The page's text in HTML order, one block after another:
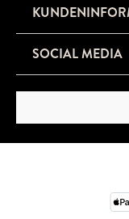
SOCIAL MEDIA